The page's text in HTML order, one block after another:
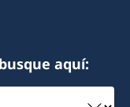
aquí: